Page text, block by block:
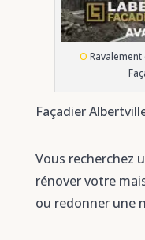
O
Façadier
Vous recherchez
rénover votre
ou redonner une